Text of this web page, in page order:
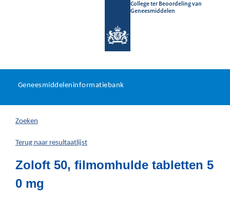
College ter Beoordeling van
Geneesmiddelen
U
hier:
Geneesmiddeleninformatiebank
Zoeken
Terug naar resultaatlijst
Zoloft 50, filmomhulde tabletten 5
0 mg